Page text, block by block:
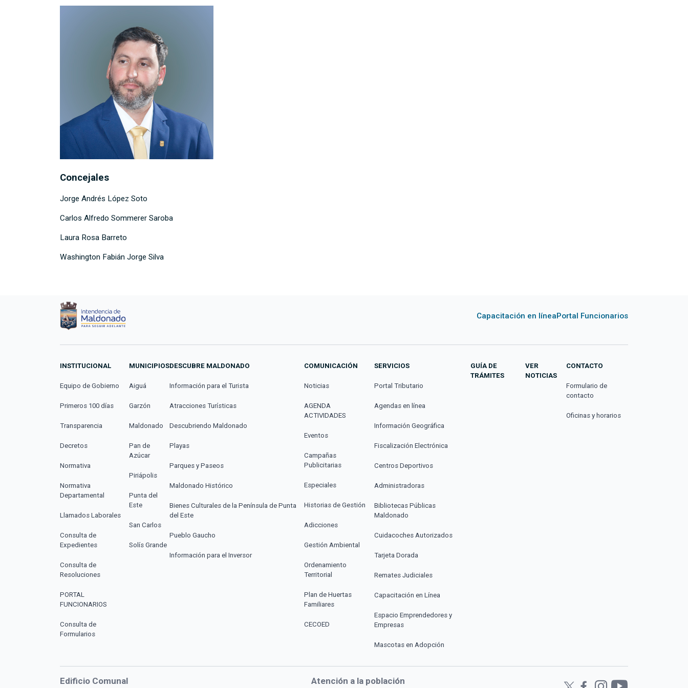
Concejales
Jorge Andrés López Soto
Carlos Alfredo Sommerer Saroba
Laura Rosa Barreto
Washington Fabián Jorge Silva
Capacitación en líneaPortal Funcionarios
INSTITUCIONAL
Equipo de Gobierno
Primeros 100 días
Transparencia
Decretos
Normativa
Normativa
Departamental
Llamados Laborales
Consulta de
Expedientes
Consulta de
Resoluciones
PORTAL
FUNCIONARIOS
Consulta de
Formularios
MUNICIPIOS
Aiguá
Garzón
Maldonado
Pan de
Azúcar
Piriápolis
Punta del
Este
San Carlos
Solís Grande
DESCUBRE MALDONADO
Información para el Turista
Atracciones Turísticas
Descubriendo Maldonado
Playas
Parques y Paseos
Maldonado Histórico
Bienes Culturales de la Península de Punta
del Este
Pueblo Gaucho
Información para el Inversor
COMUNICACIÓN
Noticias
AGENDA
ACTIVIDADES
Eventos
Campañas
Publicitarias
Especiales
Historias de Gestión
Adicciones
Gestión Ambiental
Ordenamiento
Territorial
Plan de Huertas
Familiares
CECOED
SERVICIOS
Portal Tributario
Agendas en línea
Información Geográfica
Fiscalización Electrónica
Centros Deportivos
Administradoras
Bibliotecas Públicas
Maldonado
Cuidacoches Autorizados
Tarjeta Dorada
Remates Judiciales
Capacitación en Línea
Espacio Emprendedores y
Empresas
Mascotas en Adopción
GUÍA DE
TRÁMITES
VER
NOTICIAS
CONTACTO
Formulario de
contacto
Oficinas y horarios
Edificio Comunal Atención a la población